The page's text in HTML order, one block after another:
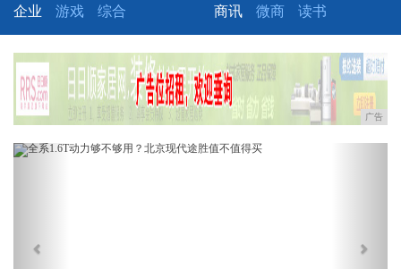
企业 游戏 综合 商讯 微商 读书
广告
Previous